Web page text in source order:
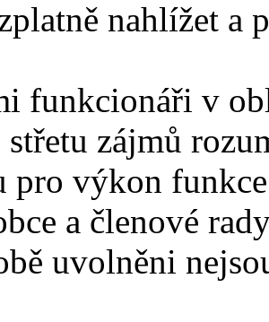
nahlížet a
funkcionáři v
střetu zájmů
pro výkon
a členové
uvolněni